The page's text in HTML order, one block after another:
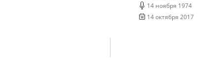
14 ноября 1974
14 октября 2017